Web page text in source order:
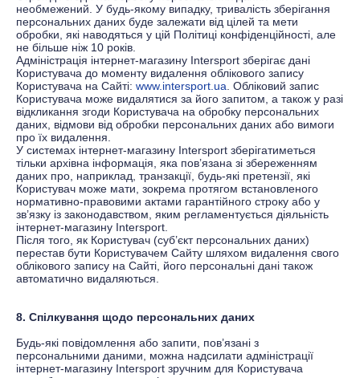
необмежений. У будь-якому випадку, тривалість зберігання
персональних даних буде залежати від цілей та мети
обробки, які наводяться у цій Політиці конфіденційності, але
не більше ніж 10 років.
Адміністрація інтернет-магазину Іntersport зберігає дані
Користувача до моменту видалення облікового запису
Користувача на Сайті: www.intersport.ua . Обліковий запис
Користувача може видалятися за його запитом, а також у разі
відкликання згоди Користувача на обробку персональних
даних, відмови від обробки персональних даних або вимоги
про їх видалення.
У системах інтернет-магазину Іntersport зберігатиметься
тільки архівна інформація, яка пов’язана зі збереженням
даних про, наприклад, транзакції, будь-які претензії, які
Користувач може мати, зокрема протягом встановленого
нормативно-правовими актами гарантійного строку або у
зв’язку із законодавством, яким регламентується діяльність
інтернет-магазину Іntersport
Після того, як Користувач (суб’єкт персональних даних)
перестав бути Користувачем Сайту шляхом видалення свого
облікового запису на Сайті, його персональні дані також
автоматично видаляються.
8. Спілкування щодо персональних даних
Будь-які повідомлення або запити, пов’язані з
персональними даними, можна надсилати адміністрації
інтернет-магазину Іntersport зручним для Користувача